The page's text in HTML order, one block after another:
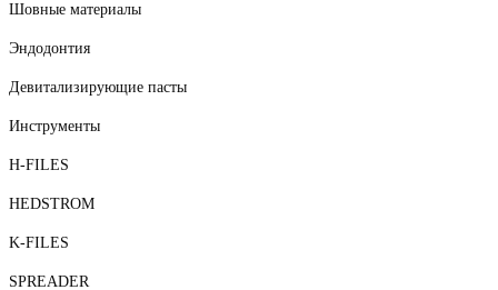
Шовные материалы
Эндодонтия
Девитализирующие пасты
Инструменты
H-FILES
HEDSTROM
K-FILES
SPREADER